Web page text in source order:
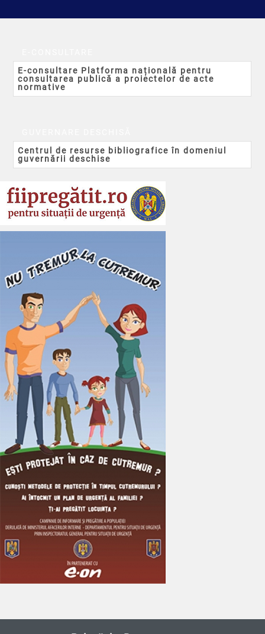
E-consultare Platforma națională pentru
consultarea publică a proiectelor de acte
normative
Centrul de resurse bibliografice în domeniul
guvernării deschise